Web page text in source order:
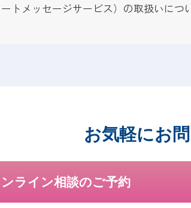
トメッセージサービス）の取扱いにつ
お気軽にお
ライン相談のご予約